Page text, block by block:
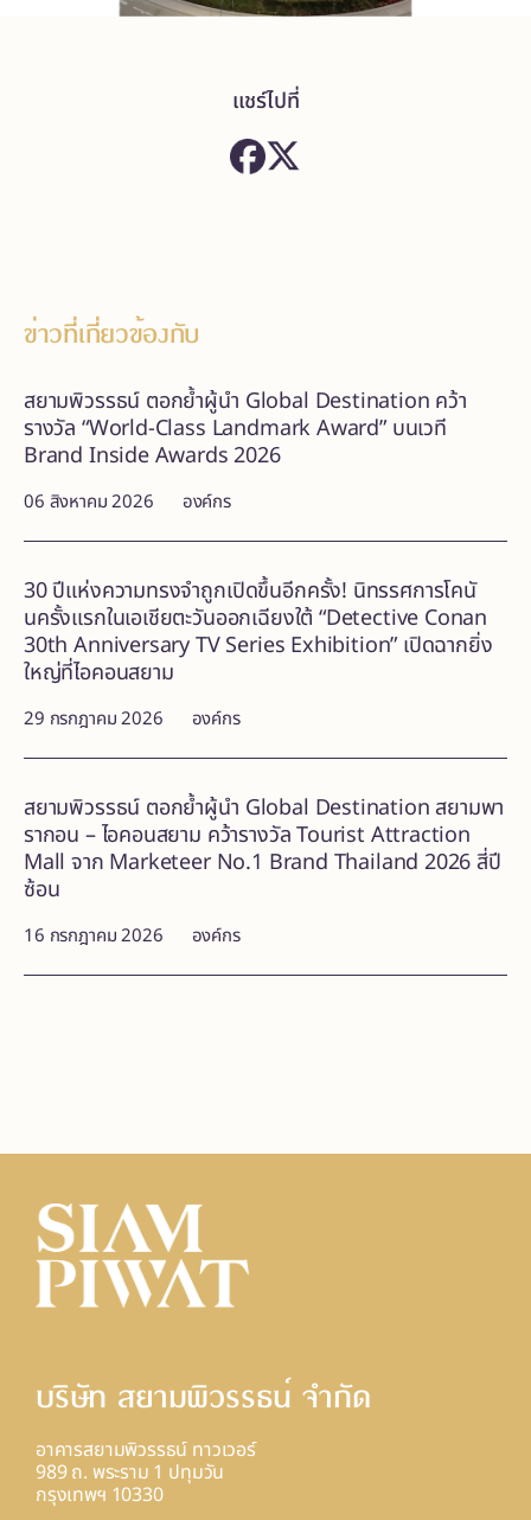
แชร์ไปที่
ข่าวที่เกี่ยวข้องกับ
06 สิงหาคม 2026 องค์กร
สยามพิวรรธน์ ตอกย้ำผู้นำ Global Destination คว้า
รางวัล “World-Class Landmark Award” บนเวที
Brand Inside Awards 2026
29 กรกฎาคม 2026 องค์กร
30 ปีแห่งความทรงจำถูกเปิดขึ้นอีกครั้ง! นิทรรศการโคนั
นครั้งแรกในเอเชียตะวันออกเฉียงใต้ “Detective Conan
30th Anniversary TV Series Exhibition” เปิดฉากยิ่ง
ใหญ่ที่ไอคอนสยาม
16 กรกฎาคม 2026 องค์กร
สยามพิวรรธน์ ตอกย้ำผู้นำ Global Destination สยามพา
รากอน – ไอคอนสยาม คว้ารางวัล Tourist Attraction
Mall จาก Marketeer No.1 Brand Thailand 2026 สี่ปี
ซ้อน
บริษัท สยามพิวรรธน์ จํากัด
อาคารสยามพิวรรธน์ ทาวเวอร์
989 ถ. พระราม 1 ปทุมวัน
กรุงเทพฯ 10330